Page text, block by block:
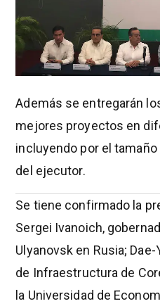
Además se entregarán
mejores proyectos en
incluyendo por el
del ejecutor.
Se tiene confirmado la
Sergei Ivanoich,
Ulyanovsk en Rusia;
de Infraestructura de
la Universidad de